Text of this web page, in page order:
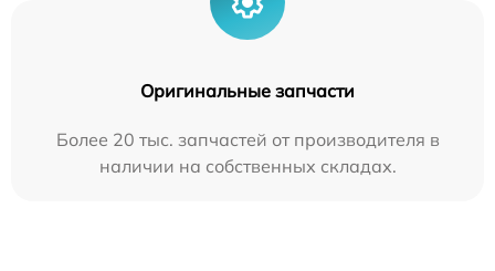
Оригинальные запчасти
Более 20 тыс. запчастей от производителя в
наличии на собственных складах.